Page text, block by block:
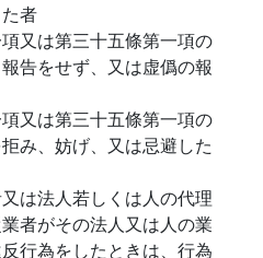
者
又は第三十五條第一項の
告をせず、又は虚僞の報
又は第三十五條第一項の
み、妨げ、又は忌避した
は法人若しくは人の代理
者がその法人又は人の業
行為をしたときは、行為